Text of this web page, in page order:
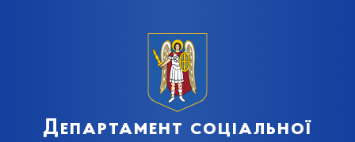
Департамент соціальної